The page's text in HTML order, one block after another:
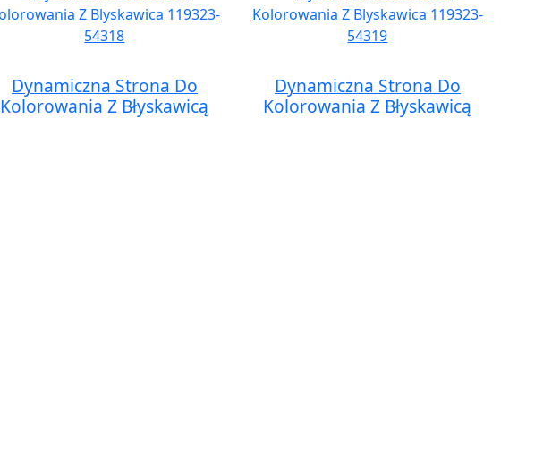
Dynamiczna Strona Do
Kolorowania Z Błyskawicą
Dynamiczna Strona Do
Kolorowania Z Błyskawicą